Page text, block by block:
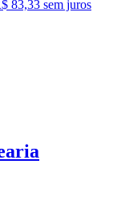
83,33 sem juros